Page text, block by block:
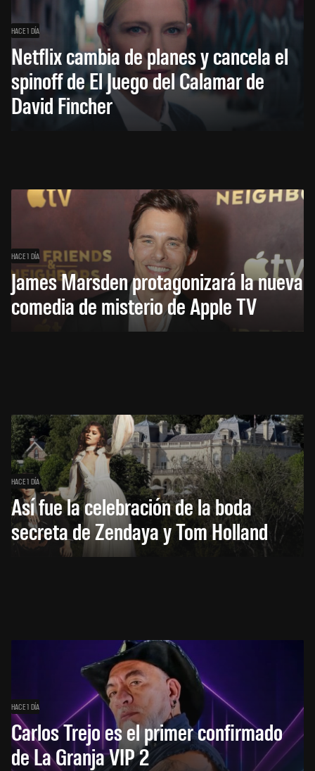
HACE 1 DÍA
Netflix cambia de planes y cancela el
spinoff de El Juego del Calamar de
David Fincher
HACE 1 DÍA
James Marsden protagonizará la nueva
comedia de misterio de Apple TV
HACE 1 DÍA
Así fue la celebración de la boda
secreta de Zendaya y Tom Holland
HACE 1 DÍA
Carlos Trejo es el primer confirmado
de La Granja VIP 2